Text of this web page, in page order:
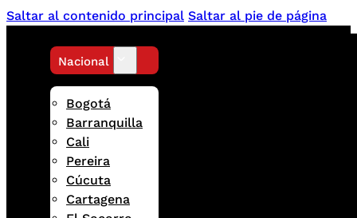
Saltar al contenido principal Saltar al pie de página
Nacional
Bogotá
Barranquilla
Cali
Pereira
Cúcuta
Cartagena